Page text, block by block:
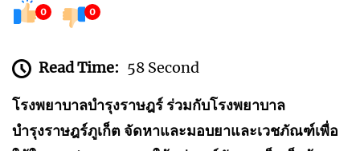
0 0
Read Time: 58 Second
โรงพยาบาลบำรุงราษฎร์ ร่วมกับโรงพยาบาล
บำรุงราษฎร์ภูเก็ต จัดหาและมอบยาและเวชภัณฑ์เพื่อ